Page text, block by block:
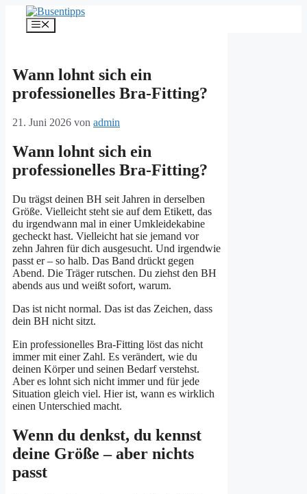
Inhalt
springen
Menü
Wann lohnt sich ein
professionelles Bra-Fitting?
21. Juni 2026 von admin
Wann lohnt sich ein
professionelles Bra-Fitting?
Du trägst deinen BH seit Jahren in derselben
Größe. Vielleicht steht sie auf dem Etikett, das
du irgendwann mal in einer Umkleidekabine
gecheckt hast. Vielleicht hat sie jemand vor
zehn Jahren für dich ausgesucht. Und irgendwie
passt er – so halb. Das Band drückt gegen
Abend. Die Träger rutschen. Du ziehst den BH
abends aus und weißt sofort, warum.
Das ist nicht normal. Das ist das Zeichen, dass
dein BH nicht sitzt.
Ein professionelles Bra-Fitting löst das nicht
immer mit einer Zahl. Es verändert, wie du
deinen Körper und seinen Bedarf verstehst.
Aber es lohnt sich nicht immer und für jede
Situation gleich viel. Hier ist, wann es wirklich
einen Unterschied macht.
Wenn du denkst, du kennst
deine Größe – aber nichts
passt